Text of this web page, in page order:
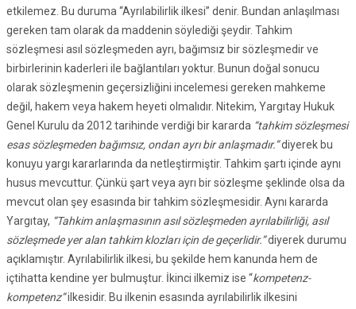
etkilemez. Bu duruma “Ayrılabilirlik ilkesi” denir. Bundan anlaşılması
gereken tam olarak da maddenin söylediği şeydir. Tahkim
sözleşmesi asıl sözleşmeden ayrı, bağımsız bir sözleşmedir ve
birbirlerinin kaderleri ile bağlantıları yoktur. Bunun doğal sonucu
olarak sözleşmenin geçersizliğini incelemesi gereken mahkeme
değil, hakem veya hakem heyeti olmalıdır. Nitekim, Yargıtay Hukuk
Genel Kurulu da 2012 tarihinde verdiği bir kararda “tahkim sözleşmesi
esas sözleşmeden bağımsız, ondan ayrı bir anlaşmadır.”diyerek bu
konuyu yargı kararlarında da netleştirmiştir. Tahkim şartı içinde aynı
husus mevcuttur. Çünkü şart veya ayrı bir sözleşme şeklinde olsa da
mevcut olan şey esasında bir tahkim sözleşmesidir. Aynı kararda
Yargıtay, “Tahkim anlaşmasının asıl sözleşmeden ayrılabilirliği, asıl
sözleşmede yer alan tahkim klozları için de geçerlidir.”diyerek durumu
açıklamıştır. Ayrılabilirlik ilkesi, bu şekilde hem kanunda hem de
içtihatta kendine yer bulmuştur. İkinci ilkemiz ise “kompetenz-
kompetenz”ilkesidir. Bu ilkenin esasında ayrılabilirlik ilkesini